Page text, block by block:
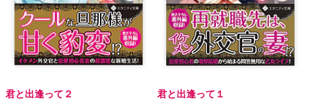
君と出逢って２ 君と出逢って１